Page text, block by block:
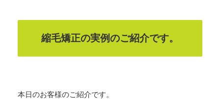
縮毛矯正の実例のご紹介です。
本日のお客様のご紹介です。